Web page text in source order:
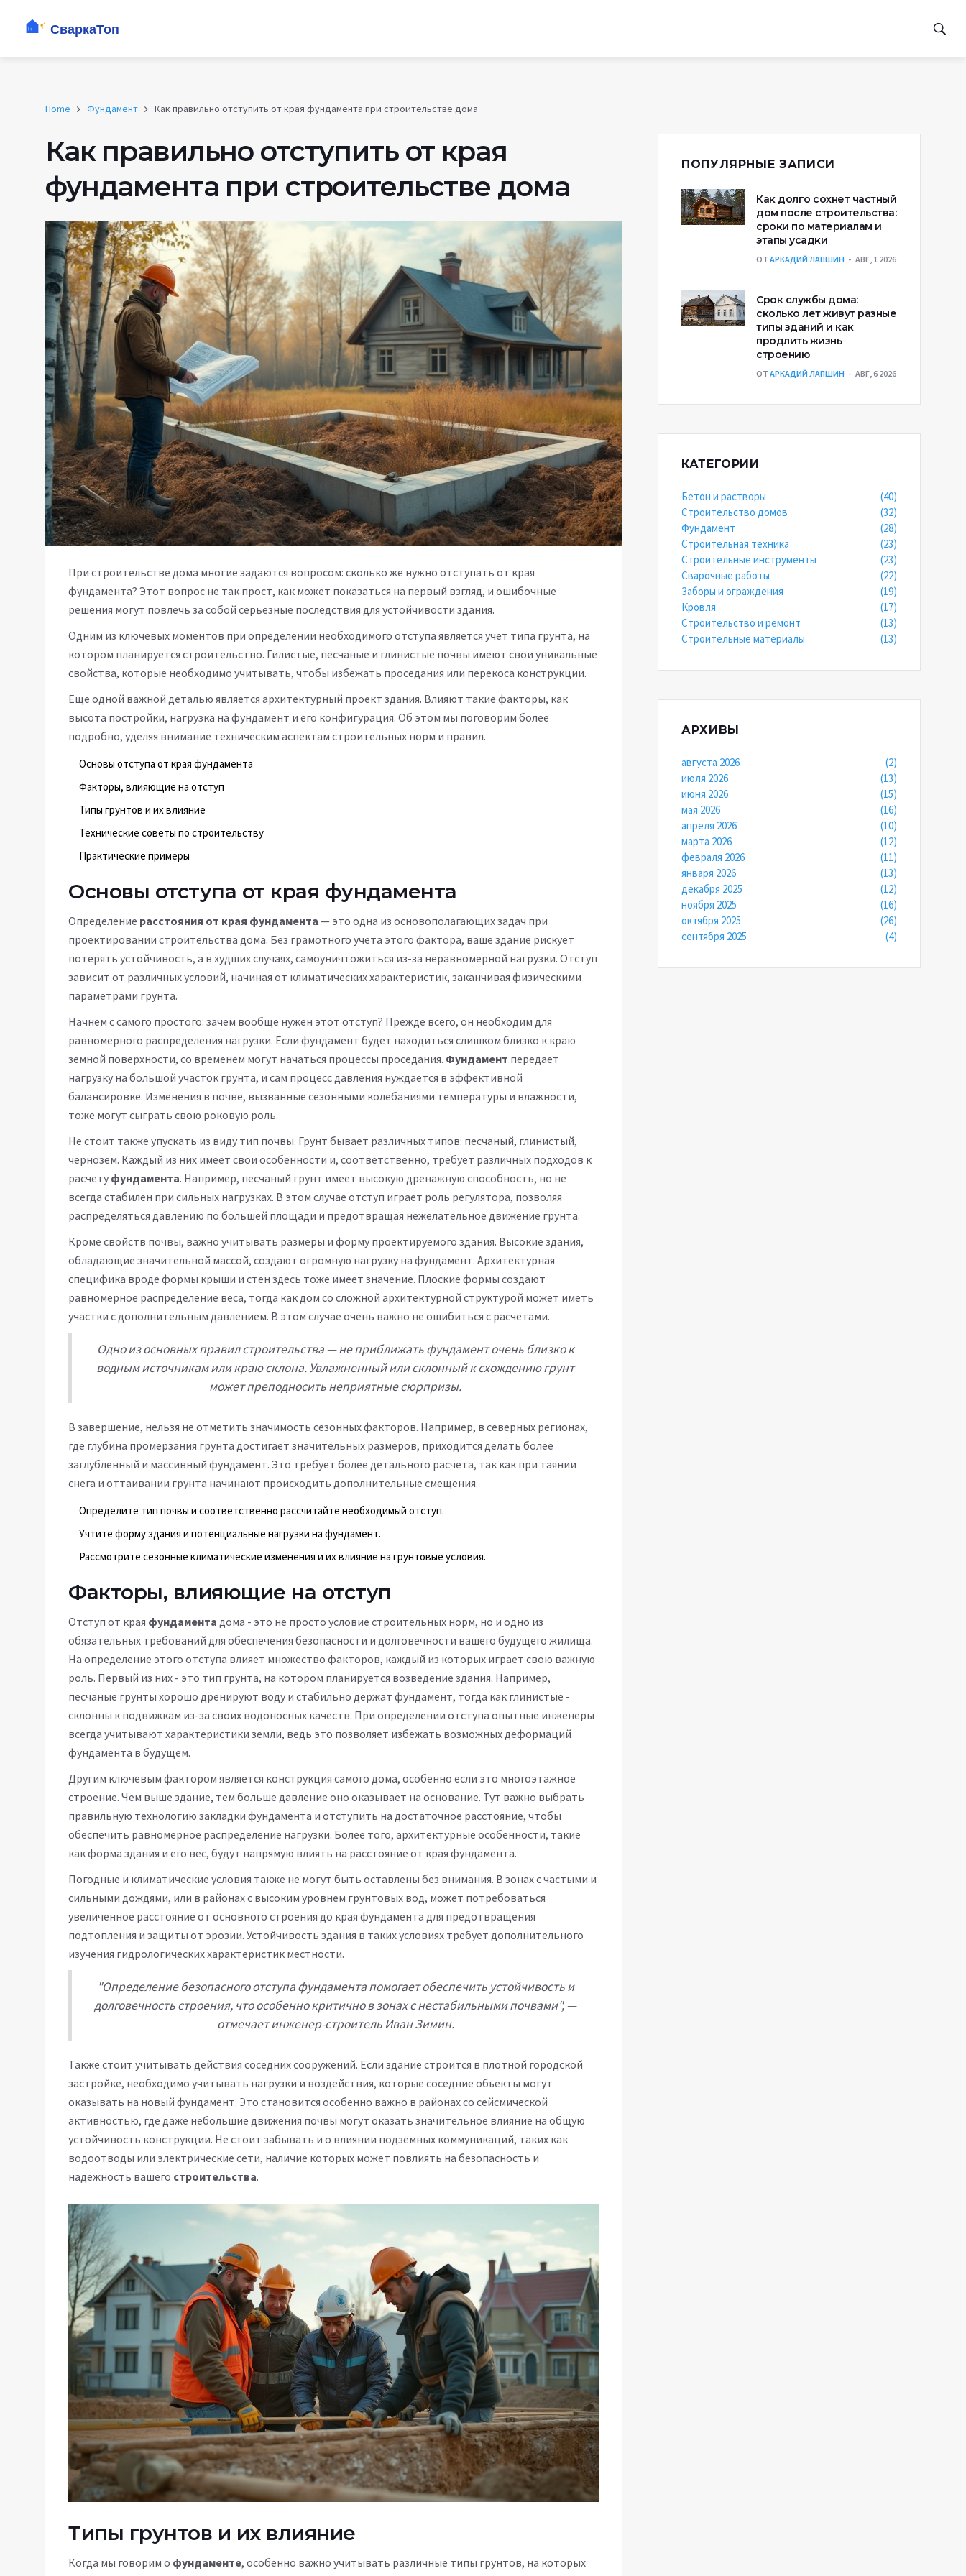
Home Фундамент Как правильно отступить от края фундамента при строительстве дома
Как правильно отступить от края
фундамента при строительстве дома
При строительстве дома многие задаются вопросом: сколько же нужно отступать от края
фундамента? Этот вопрос не так прост, как может показаться на первый взгляд, и ошибочные
решения могут повлечь за собой серьезные последствия для устойчивости здания.
Одним из ключевых моментов при определении необходимого отступа является учет типа грунта, на
котором планируется строительство. Гилистые, песчаные и глинистые почвы имеют свои уникальные
свойства, которые необходимо учитывать, чтобы избежать проседания или перекоса конструкции.
Еще одной важной деталью является архитектурный проект здания. Влияют такие факторы, как
высота постройки, нагрузка на фундамент и его конфигурация. Об этом мы поговорим более
подробно, уделяя внимание техническим аспектам строительных норм и правил.
Основы отступа от края фундамента
Факторы, влияющие на отступ
Типы грунтов и их влияние
Технические советы по строительству
Практические примеры
Основы отступа от края фундамента
Определение расстояния от края фундамента — это одна из основополагающих задач при
проектировании строительства дома. Без грамотного учета этого фактора, ваше здание рискует
потерять устойчивость, а в худших случаях, самоуничтожиться из-за неравномерной нагрузки. Отступ
зависит от различных условий, начиная от климатических характеристик, заканчивая физическими
параметрами грунта.
Начнем с самого простого: зачем вообще нужен этот отступ? Прежде всего, он необходим для
равномерного распределения нагрузки. Если фундамент будет находиться слишком близко к краю
земной поверхности, со временем могут начаться процессы проседания. Фундамент передает
нагрузку на большой участок грунта, и сам процесс давления нуждается в эффективной
балансировке. Изменения в почве, вызванные сезонными колебаниями температуры и влажности,
тоже могут сыграть свою роковую роль.
Не стоит также упускать из виду тип почвы. Грунт бывает различных типов: песчаный, глинистый,
чернозем. Каждый из них имеет свои особенности и, соответственно, требует различных подходов к
расчету фундамента. Например, песчаный грунт имеет высокую дренажную способность, но не
всегда стабилен при сильных нагрузках. В этом случае отступ играет роль регулятора, позволяя
распределяться давлению по большей площади и предотвращая нежелательное движение грунта.
Кроме свойств почвы, важно учитывать размеры и форму проектируемого здания. Высокие здания,
обладающие значительной массой, создают огромную нагрузку на фундамент. Архитектурная
специфика вроде формы крыши и стен здесь тоже имеет значение. Плоские формы создают
равномерное распределение веса, тогда как дом со сложной архитектурной структурой может иметь
участки с дополнительным давлением. В этом случае очень важно не ошибиться с расчетами.
Одно из основных правил строительства — не приближать фундамент очень близко к
водным источникам или краю склона. Увлажненный или склонный к схождению грунт
может преподносить неприятные сюрпризы.
В завершение, нельзя не отметить значимость сезонных факторов. Например, в северных регионах,
где глубина промерзания грунта достигает значительных размеров, приходится делать более
заглубленный и массивный фундамент. Это требует более детального расчета, так как при таянии
снега и оттаивании грунта начинают происходить дополнительные смещения.
Определите тип почвы и соответственно рассчитайте необходимый отступ.
Учтите форму здания и потенциальные нагрузки на фундамент.
Рассмотрите сезонные климатические изменения и их влияние на грунтовые условия.
Факторы, влияющие на отступ
Отступ от края фундамента дома - это не просто условие строительных норм, но и одно из
обязательных требований для обеспечения безопасности и долговечности вашего будущего жилища.
На определение этого отступа влияет множество факторов, каждый из которых играет свою важную
роль. Первый из них - это тип грунта, на котором планируется возведение здания. Например,
песчаные грунты хорошо дренируют воду и стабильно держат фундамент, тогда как глинистые -
склонны к подвижкам из-за своих водоносных качеств. При определении отступа опытные инженеры
всегда учитывают характеристики земли, ведь это позволяет избежать возможных деформаций
фундамента в будущем.
Другим ключевым фактором является конструкция самого дома, особенно если это многоэтажное
строение. Чем выше здание, тем больше давление оно оказывает на основание. Тут важно выбрать
правильную технологию закладки фундамента и отступить на достаточное расстояние, чтобы
обеспечить равномерное распределение нагрузки. Более того, архитектурные особенности, такие
как форма здания и его вес, будут напрямую влиять на расстояние от края фундамента.
Погодные и климатические условия также не могут быть оставлены без внимания. В зонах с частыми и
сильными дождями, или в районах с высоким уровнем грунтовых вод, может потребоваться
увеличенное расстояние от основного строения до края фундамента для предотвращения
подтопления и защиты от эрозии. Устойчивость здания в таких условиях требует дополнительного
изучения гидрологических характеристик местности.
"Определение безопасного отступа фундамента помогает обеспечить устойчивость и
долговечность строения, что особенно критично в зонах с нестабильными почвами", —
отмечает инженер-строитель Иван Зимин.
Также стоит учитывать действия соседних сооружений. Если здание строится в плотной городской
застройке, необходимо учитывать нагрузки и воздействия, которые соседние объекты могут
оказывать на новый фундамент. Это становится особенно важно в районах со сейсмической
активностью, где даже небольшие движения почвы могут оказать значительное влияние на общую
устойчивость конструкции. Не стоит забывать и о влиянии подземных коммуникаций, таких как
водоотводы или электрические сети, наличие которых может повлиять на безопасность и
надежность вашего строительства.
Типы грунтов и их влияние
Когда мы говорим о фундаменте, особенно важно учитывать различные типы грунтов, на которых
ПОПУЛЯРНЫЕ ЗАПИСИ
Как долго сохнет частный
дом после строительства:
сроки по материалам и
этапы усадки
ОТ АРКАДИЙ ЛАПШИН АВГ, 1 2026
Срок службы дома:
сколько лет живут разные
типы зданий и как
продлить жизнь
строению
ОТ АРКАДИЙ ЛАПШИН АВГ, 6 2026
КАТЕГОРИИ
Бетон и растворы
(40)
Строительство домов
(32)
Фундамент
(28)
Строительная техника
(23)
Строительные инструменты
(23)
Сварочные работы
(22)
Заборы и ограждения
(19)
Кровля
(17)
Строительство и ремонт
(13)
Строительные материалы
(13)
АРХИВЫ
августа 2026
(2)
июля 2026
(13)
июня 2026
(15)
мая 2026
(16)
апреля 2026
(10)
марта 2026
(12)
февраля 2026
(11)
января 2026
(13)
декабря 2025
(12)
ноября 2025
(16)
октября 2025
(26)
сентября 2025
(4)